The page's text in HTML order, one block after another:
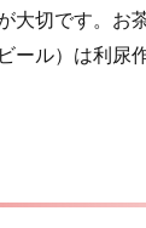
大切です。お
ール）は利尿